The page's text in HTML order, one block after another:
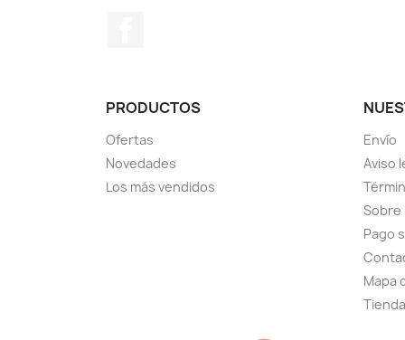
PRODUCTOS
Ofertas
Novedades
Los más vendidos
Envío
Aviso
Pago
Mapa